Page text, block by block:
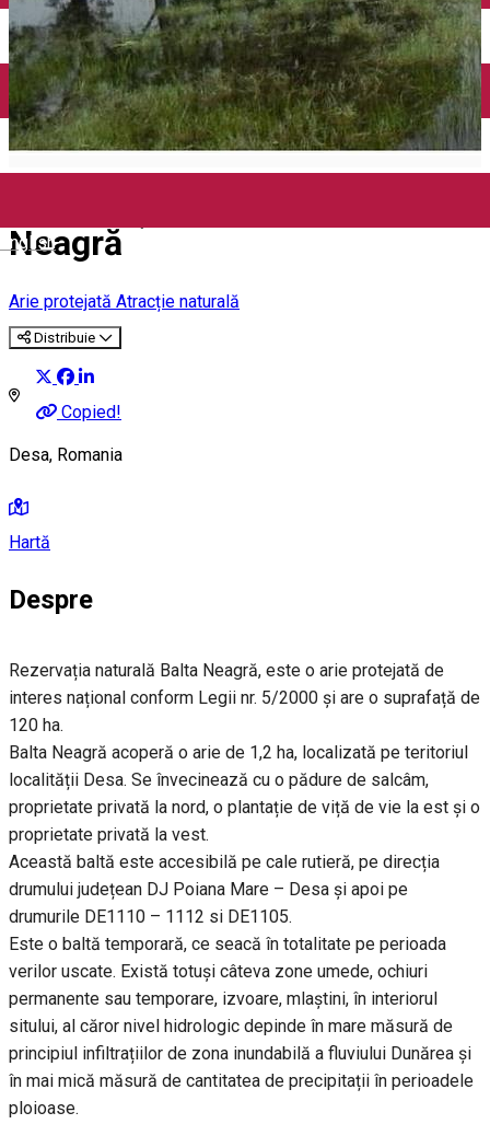
English
Închirieri auto
Închirieri biciclete
Taxi
Încărcare vehicule electrice
Neagră
Arie protejată Atracție naturală
Distribuie
Copied!
Desa, Romania
Hartă
Despre
Rezervația naturală Balta Neagră, este o arie protejată de
interes național conform Legii nr. 5/2000 și are o suprafață de
120 ha.
Balta Neagră acoperă o arie de 1,2 ha, localizată pe teritoriul
localității Desa. Se învecinează cu o pădure de salcâm,
proprietate privată la nord, o plantație de viță de vie la est și o
proprietate privată la vest.
Această baltă este accesibilă pe cale rutieră, pe direcția
drumului județean DJ Poiana Mare – Desa și apoi pe
drumurile DE1110 – 1112 si DE1105.
Este o baltă temporară, ce seacă în totalitate pe perioada
verilor uscate. Există totuși câteva zone umede, ochiuri
permanente sau temporare, izvoare, mlaștini, în interiorul
sitului, al căror nivel hidrologic depinde în mare măsură de
principiul infiltrațiilor de zona inundabilă a fluviului Dunărea și
în mai mică măsură de cantitatea de precipitații în perioadele
ploioase.